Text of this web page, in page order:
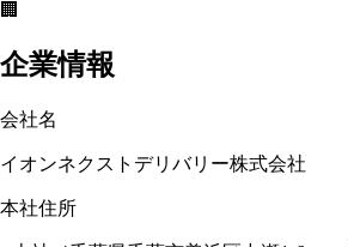
🏢
企業情報
会社名
イオンネクストデリバリー株式会社
本社住所